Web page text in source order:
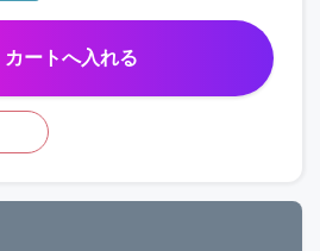
カートへ入れる